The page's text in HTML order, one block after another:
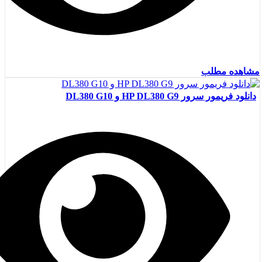
مشاهده مطلب
دانلود فریمور سرور HP DL380 G9 و DL380 G10